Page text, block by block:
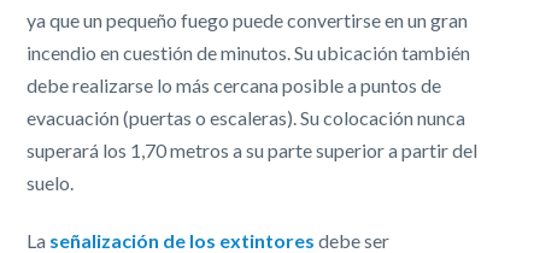
ya que un pequeño fuego puede convertirse en un gran
incendio en cuestión de minutos. Su ubicación también
debe realizarse lo más cercana posible a puntos de
evacuación (puertas o escaleras). Su colocación nunca
superará los 1,70 metros a su parte superior a partir del
suelo.
La señalización de los extintores debe ser